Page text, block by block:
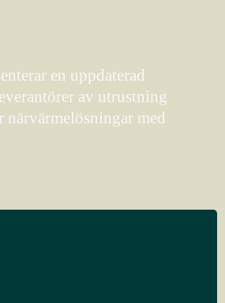
en uppdaterad
av utrustning
närvärmelösningar med